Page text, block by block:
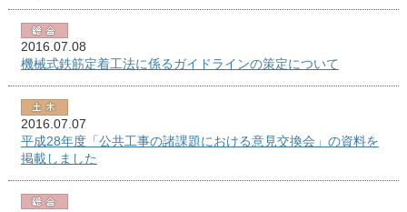
2016.07.08
機械式鉄筋定着工法に係るガイドラインの策定について
2016.07.07
平成28年度「公共工事の諸課題における意見交換会」の資料を
掲載しました